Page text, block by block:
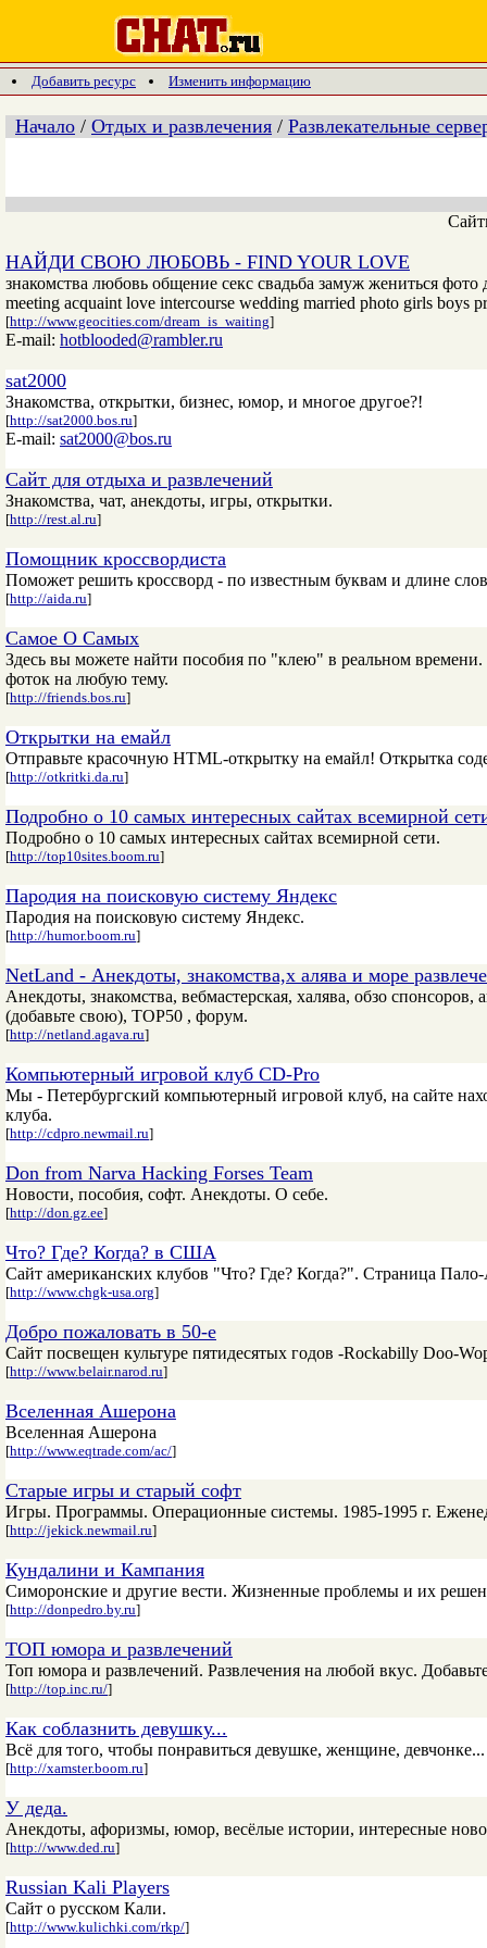
Добавить ресурс Изменить информацию
Начало / Отдых и развлечения / Развлекательные
НАЙДИ СВОЮ ЛЮБОВЬ - FIND YOUR LOVE
знакомства любовь общение секс свадьба замуж жениться
meeting acquaint love intercourse wedding married photo girls boys
[http://www.geocities.com/dream_is_waiting]
E-mail: hotblooded@rambler.ru
sat2000
Знакомства, открытки, бизнес, юмор, и многое другое?!
[http://sat2000.bos.ru]
E-mail: sat2000@bos.ru
Сайт для отдыха и развлечений
Знакомства, чат, анекдоты, игры, открытки.
[http://rest.al.ru]
Помощник кроссвордиста
Поможет решить кроссворд - по известным буквам и длине
[http://aida.ru]
Самое О Самых
Здесь вы можете найти пособия по "клею" в реальном
фоток на любую тему.
[http://friends.bos.ru]
Открытки на емайл
Отправьте красочную HTML-открытку на емайл! Открытка
[http://otkritki.da.ru]
Подробно о 10 самых интересных сайтах всемирной
Подробно о 10 самых интересных сайтах всемирной сети.
[http://top10sites.boom.ru]
Пародия на поисковую систему Яндекс
Пародия на поисковую систему Яндекс.
[http://humor.boom.ru]
NetLand - Анекдоты, знакомства,х алява и море
Анекдоты, знакомства, вебмастерская, халява, обзо
(добавьте свою), TOP50 , форум.
[http://netland.agava.ru]
Компьютерный игровой клуб CD-Pro
Мы - Петербургский компьютерный игровой клуб, на сайте
клуба.
[http://cdpro.newmail.ru]
Don from Narva Hacking Forses Team
Новости, пособия, софт. Анекдоты. О себе.
[http://don.gz.ee]
Что? Где? Когда? в США
Сайт американских клубов "Что? Где? Когда?". Страница
[http://www.chgk-usa.org]
Добро пожаловать в 50-е
Сайт посвещен культуре пятидесятых годов -Rockabilly Doo-
[http://www.belair.narod.ru]
Вселенная Ашерона
Вселенная Ашерона
[http://www.eqtrade.com/ac/]
Старые игры и старый софт
Игры. Программы. Операционные системы. 1985-1995 г.
[http://jekick.newmail.ru]
Кундалини и Кампания
Симоронские и другие вести. Жизненные проблемы и их
[http://donpedro.by.ru]
TОП юмора и развлечений
Топ юмора и развлечений. Развлечения на любой вкус.
[http://top.inc.ru/]
Как соблазнить девушку...
Всё для того, чтобы понравиться девушке, женщине, девчонке...
[http://xamster.boom.ru]
У деда.
Анекдоты, афоризмы, юмор, весёлые истории, интересные
[http://www.ded.ru]
Russian Kali Players
Сайт о русском Кали.
[http://www.kulichki.com/rkp/]